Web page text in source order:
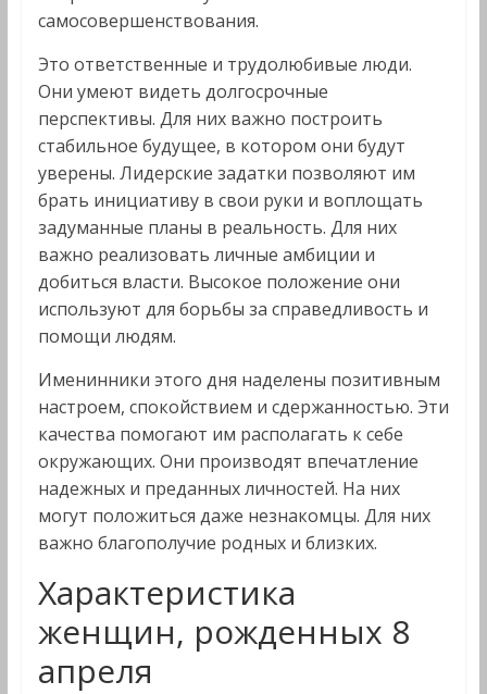
самосовершенствования.
Это ответственные и трудолюбивые люди.
Они умеют видеть долгосрочные
перспективы. Для них важно построить
стабильное будущее, в котором они будут
уверены. Лидерские задатки позволяют им
брать инициативу в свои руки и воплощать
задуманные планы в реальность. Для них
важно реализовать личные амбиции и
добиться власти. Высокое положение они
используют для борьбы за справедливость и
помощи людям.
Именинники этого дня наделены позитивным
настроем, спокойствием и сдержанностью. Эти
качества помогают им располагать к себе
окружающих. Они производят впечатление
надежных и преданных личностей. На них
могут положиться даже незнакомцы. Для них
важно благополучие родных и близких.
Характеристика
женщин, рожденных 8
апреля